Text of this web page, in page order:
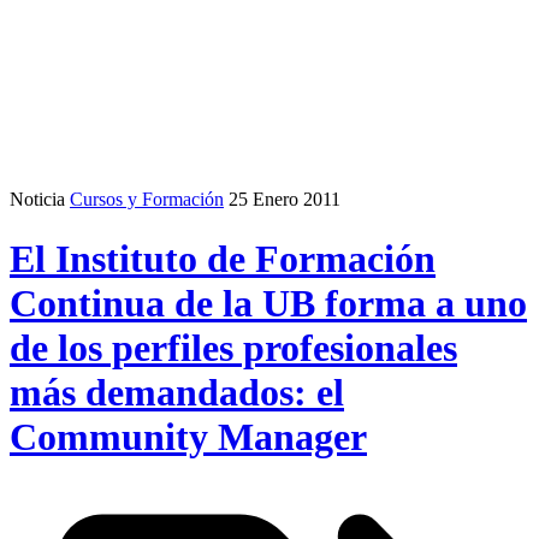
Noticia Cursos y Formación 25 Enero 2011
El Instituto de Formación
Continua de la UB forma a uno
de los perfiles profesionales
más demandados: el
Community Manager